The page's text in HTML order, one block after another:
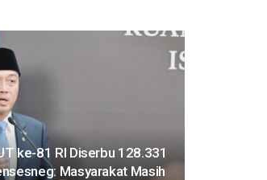
ke-81 RI Diserbu 128.331
Masyarakat Masih